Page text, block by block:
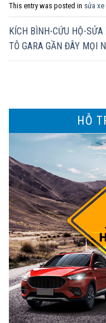
This entry was posted in sửa
KÍCH BÌNH-CỨU HỘ-SỬA
TÔ GARA GẦN ĐÂY MỌI
HỖ